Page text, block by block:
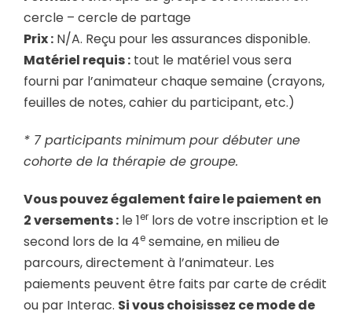
cercle – cercle de partage
Prix : N/A. Reçu pour les assurances disponible.
Matériel requis : tout le matériel vous sera
fourni par l’animateur chaque semaine (crayons,
feuilles de notes, cahier du participant, etc.)
* 7 participants minimum pour débuter une
cohorte de la thérapie de groupe.
Vous pouvez également faire le paiement en
2 versements : le 1er lors de votre inscription et le
second lors de la 4e semaine, en milieu de
parcours, directement à l’animateur. Les
paiements peuvent être faits par carte de crédit
ou par Interac. Si vous choisissez ce mode de